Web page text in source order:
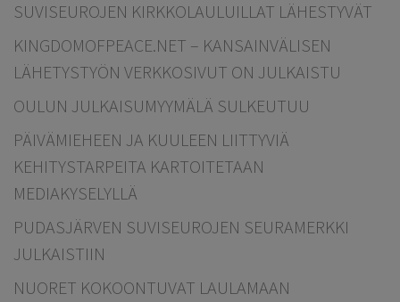
SUVISEUROJEN KIRKKOLAULUILLAT LÄHESTYVÄT
KINGDOMOFPEACE.NET – KANSAINVÄLISEN
LÄHETYSTYÖN VERKKOSIVUT ON JULKAISTU
OULUN JULKAISUMYYMÄLÄ SULKEUTUU
PÄIVÄMIEHEEN JA KUULEEN LIITTYVIÄ
KEHITYSTARPEITA KARTOITETAAN
MEDIAKYSELYLLÄ
PUDASJÄRVEN SUVISEUROJEN SEURAMERKKI
JULKAISTIIN
NUORET KOKOONTUVAT LAULAMAAN